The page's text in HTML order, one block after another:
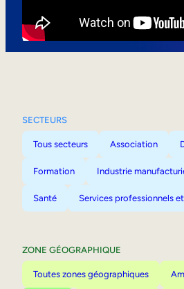
SECTEURS
Tous secteurs Association
Formation Industrie
Santé Services professionnels
ZONE GÉOGRAPHIQUE
Toutes zones géographiques